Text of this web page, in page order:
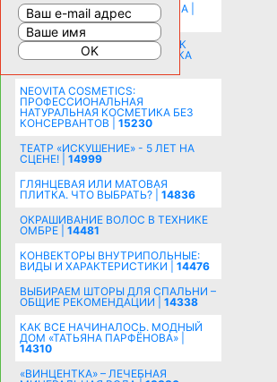
РАСШИРЕНИЯ ПРОСТРАНСТВА |
16202
СОБИРАЕМСЯ НА ПРАЗДНИК К
МОЛОДОЖЕНАМ: ПОДГОТОВКА
NEOVITA COSMETICS:
ПРОФЕССИОНАЛЬНАЯ
НАТУРАЛЬНАЯ КОСМЕТИКА БЕЗ
КОНСЕРВАНТОВ | 15230
ТЕАТР «ИСКУШЕНИЕ» - 5 ЛЕТ НА
СЦЕНЕ! | 14999
ГЛЯНЦЕВАЯ ИЛИ МАТОВАЯ
ПЛИТКА. ЧТО ВЫБРАТЬ? | 14836
ОКРАШИВАНИЕ ВОЛОС В ТЕХНИКЕ
ОМБРЕ | 14481
КОНВЕКТОРЫ ВНУТРИПОЛЬНЫЕ:
ВИДЫ И ХАРАКТЕРИСТИКИ | 14476
ВЫБИРАЕМ ШТОРЫ ДЛЯ СПАЛЬНИ –
ОБЩИЕ РЕКОМЕНДАЦИИ | 14338
КАК ВСЕ НАЧИНАЛОСЬ. МОДНЫЙ
ДОМ «ТАТЬЯНА ПАРФЁНОВА» |
14310
«ВИНЦЕНТКА» – ЛЕЧЕБНАЯ